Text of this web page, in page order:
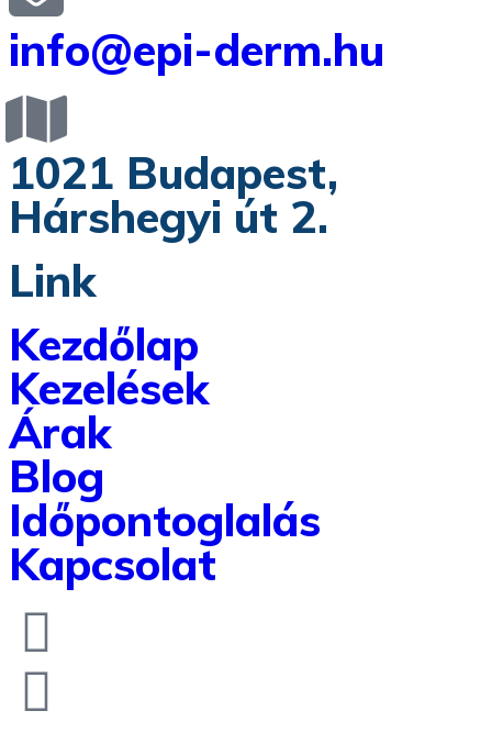
info@epi-derm.hu
1021 Budapest,
Hárshegyi út 2.
Link
Kezdőlap
Kezelések
Árak
Blog
Időpontoglalás
Kapcsolat